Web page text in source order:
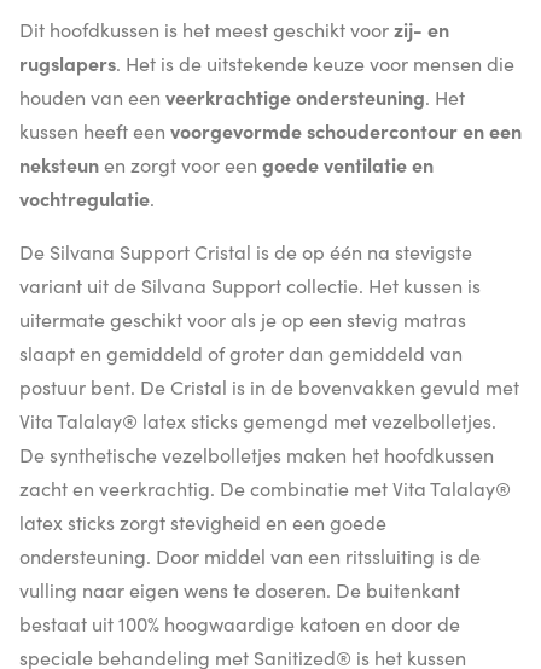
Dit hoofdkussen is het meest geschikt voorzij- en
rugslapers. Het is de uitstekende keuze voor mensen die
houden van een veerkrachtige ondersteuning. Het
kussen heeft een voorgevormde schoudercontour en een
neksteunen zorgt voor een goede ventilatie en
vochtregulatie.
De Silvana Support Cristal is de op één na stevigste
variant uit de Silvana Support collectie. Het kussen is
uitermate geschikt voor als je op een stevig matras
slaapt en gemiddeld of groter dan gemiddeld van
postuur bent. De Cristal is in de bovenvakken gevuld met
Vita Talalay® latex sticks gemengd met vezelbolletjes.
De synthetische vezelbolletjes maken het hoofdkussen
zacht en veerkrachtig. De combinatie met Vita Talalay®
latex sticks zorgt stevigheid en een goede
ondersteuning. Door middel van een ritssluiting is de
vulling naar eigen wens te doseren. De buitenkant
bestaat uit 100% hoogwaardige katoen en door de
speciale behandeling met Sanitized® is het kussen